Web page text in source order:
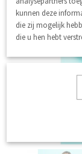
kunnen deze
die zij mogelijk
die u hen hebt